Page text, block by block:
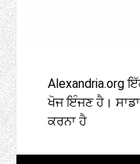
Alexandria.org
ਖੋਜ ਇੰਜਣ ਹੈ।
ਕਰਨਾ ਹੈ